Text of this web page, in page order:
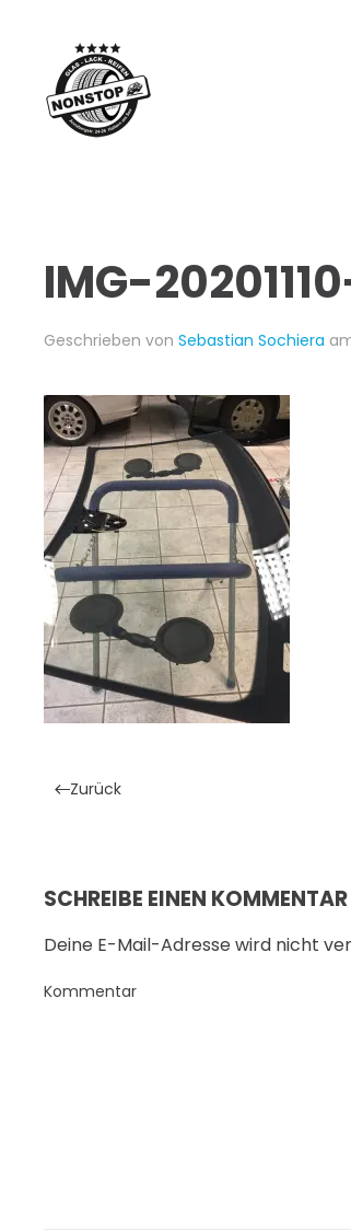
Skip to main content
IMG-
Geschrieben von Sebastian Sochiera
Zurück
SCHREIBE EINEN KOMMENTAR
Deine E-Mail-Adresse wird nicht
Kommentar